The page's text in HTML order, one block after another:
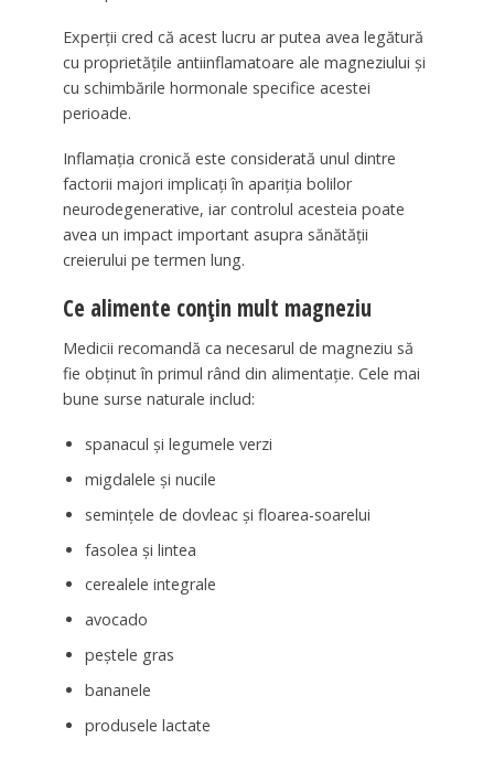
Experții cred că acest lucru ar putea avea legătură
cu proprietățile antiinflamatoare ale magneziului și
cu schimbările hormonale specifice acestei
perioade.
Inflamația cronică este considerată unul dintre
factorii majori implicați în apariția bolilor
neurodegenerative, iar controlul acesteia poate
avea un impact important asupra sănătății
creierului pe termen lung.
Ce alimente conțin mult magneziu
Medicii recomandă ca necesarul de magneziu să
fie obținut în primul rând din alimentație. Cele mai
bune surse naturale includ:
spanacul și legumele verzi
migdalele și nucile
semințele de dovleac și floarea-soarelui
fasolea și lintea
cerealele integrale
avocado
peștele gras
bananele
produsele lactate